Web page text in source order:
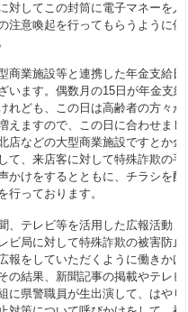
対してこの封筒に電子マネーを入
注意喚起を行ってもらうように依
業施設等と連携した年金支給日
います。偶数月の15日が年金支給
れども、この日は高齢者の方々が
えますので、この日に合わせまし
店などの大型商業施設ですとか金
て、来店客に対して特殊詐欺の手
かけをするとともに、チラシを配
行っております。
、テレビ等を活用した広報活動
ビ局に対して特殊詐欺の被害防止
報をしていただくように働きかけ
の結果、新聞記事の掲載やテレビ
に県警職員が生出演して、はやり